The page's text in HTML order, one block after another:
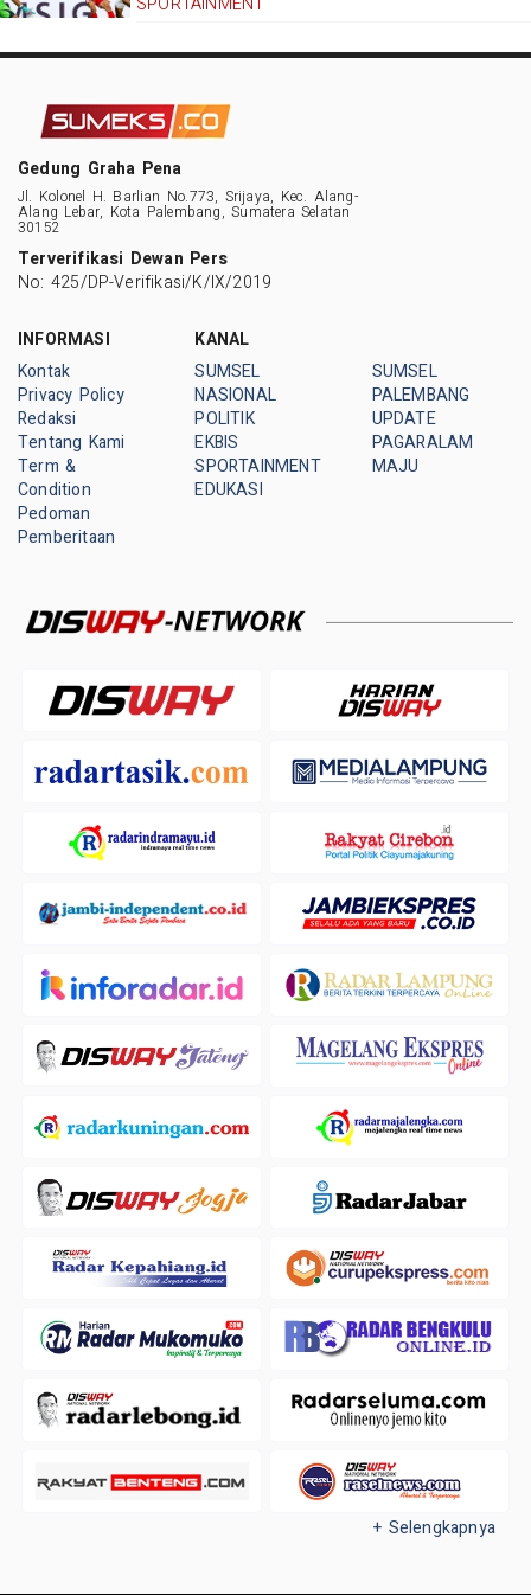
Gedung Graha Pena
Jl. Kolonel H. Barlian No.773, Srijaya, Kec. Alang-
Alang Lebar, Kota Palembang, Sumatera Selatan
30152
Terverifikasi Dewan Pers
No: 425/DP-Verifikasi/K/IX/2019
INFORMASI
Kontak
Privacy Policy
Redaksi
Tentang Kami
Term &
Condition
Pedoman
Pemberitaan
KANAL
SUMSEL
NASIONAL
POLITIK
EKBIS
SPORTAINMENT
EDUKASI
SUMSEL
PALEMBANG
UPDATE
PAGARALAM
MAJU
+ Selengkapnya